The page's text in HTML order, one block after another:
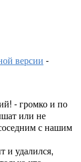
версии -
- громко и по
или не
с нашим
и удалился,